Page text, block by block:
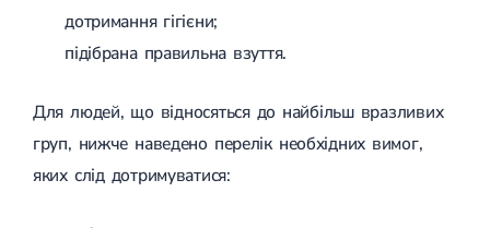
дотримання гігієни;
підібрана правильна взуття.
Для людей, що відносяться до найбільш вразливих
груп, нижче наведено перелік необхідних вимог,
яких слід дотримуватися: